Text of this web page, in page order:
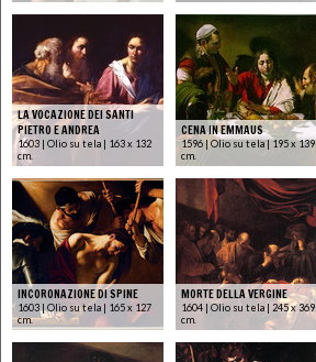
LA VOCAZIONE DEI SANTI
PIETRO E ANDREA
1603 | Olio su tela | 163 x 132
cm.
CENA IN EMMAUS
1596 | Olio su tela | 195 x 139
cm.
INCORONAZIONE DI SPINE
1603 | Olio su tela | 165 x 127
cm.
MORTE DELLA VERGINE
1604 | Olio su tela | 245 x 369
cm.